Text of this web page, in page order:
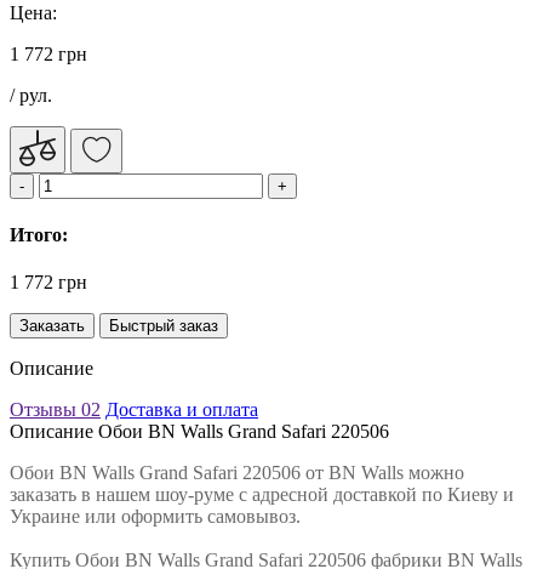
Цена:
1 772 грн
/ рул.
Итого:
1 772 грн
Заказать Быстрый заказ
Описание
Отзывы 02 Доставка и оплата
Описание Обои BN Walls Grand Safari 220506
Обои BN Walls Grand Safari 220506 от BN Walls можно
заказать в нашем шоу-руме с адресной доставкой по Киеву и
Украине или оформить самовывоз.
Купить Обои BN Walls Grand Safari 220506 фабрики BN Walls